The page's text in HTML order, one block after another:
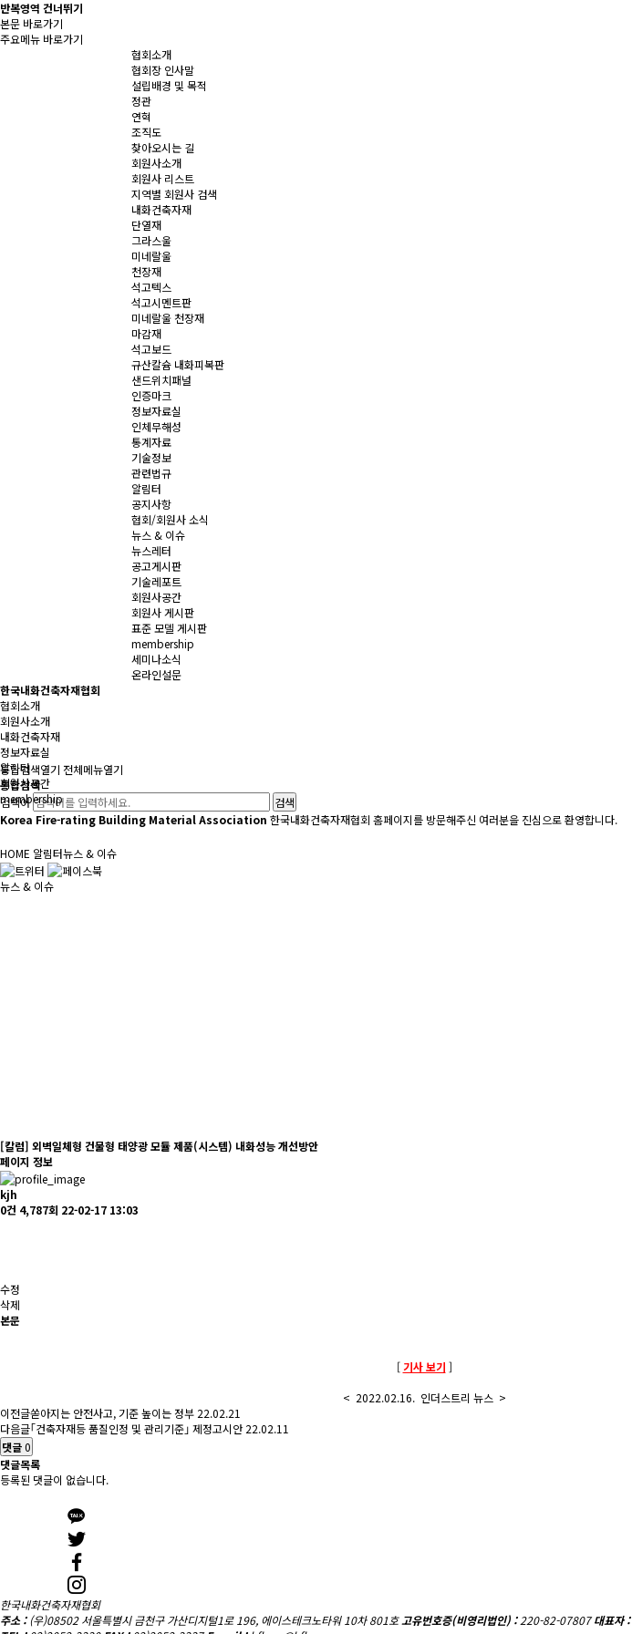
반복영역 건너뛰기
본문 바로가기
주요메뉴 바로가기
협회소개
협회장 인사말
설립배경 및 목적
정관
연혁
조직도
찾아오시는 길
회원사소개
회원사 리스트
지역별 회원사 검색
내화건축자재
단열재
그라스울
미네랄울
천장재
석고텍스
석고시멘트판
미네랄울 천장재
마감재
석고보드
규산칼슘 내화피복판
샌드위치패널
인증마크
정보자료실
인체무해성
통계자료
기술정보
관련법규
알림터
공지사항
협회/회원사 소식
뉴스 & 이슈
뉴스레터
공고게시판
기술레포트
회원사공간
회원사 게시판
표준 모델 게시판
membership
세미나소식
온라인설문
한국내화건축자재협회
협회소개
회원사소개
내화건축자재
정보자료실
알림터
회원사공간
membership
통합검색열기 전체메뉴열기
통합검색
검색어
Korea Fire-rating Building Material Association 한국내화건축자재협회 홈페이지를 방문해주신 여러분을 진심으로 환영합니다.
HOME 알림터뉴스 & 이슈
뉴스 & 이슈
[칼럼] 외벽일체형 건물형 태양광 모듈 제품(시스템) 내화성능 개선방안
페이지 정보
kjh
0건 4,787회 22-02-17 13:03
수정
삭제
본문
[ 기사 보기 ]
< 2022.02.16. 인더스트리 뉴스 >
이전글쏟아지는 안전사고, 기준 높이는 정부22.02.21
다음글｢건축자재등 품질인정 및 관리기준｣ 제정고시안22.02.11
댓글0
댓글목록
등록된 댓글이 없습니다.
한국내화건축자재협회
주소 : (우)08502 서울특별시 금천구 가산디지털1로 196, 에이스테크노타워 10차 801호고유번호증(비영리법인) :220-82-07807 대표자 :